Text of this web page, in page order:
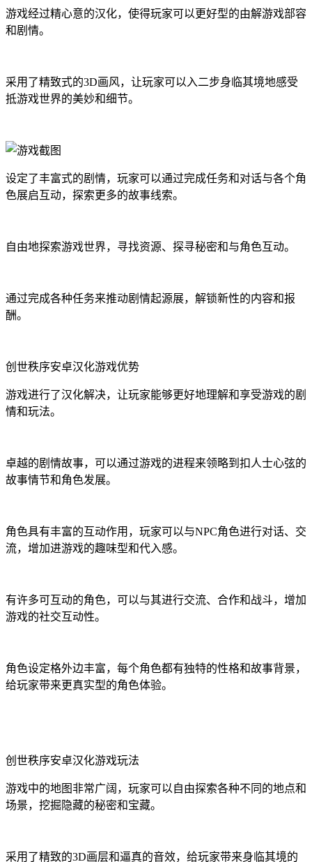
游戏经过精心意的汉化，使得玩家可以更好型的由解游戏部容
和剧情。
采用了精致式的3D画风，让玩家可以入二步身临其境地感受
抵游戏世界的美妙和细节。
设定了丰富式的剧情，玩家可以通过完成任务和对话与各个角
色展启互动，探索更多的故事线索。
自由地探索游戏世界，寻找资源、探寻秘密和与角色互动。
通过完成各种任务来推动剧情起源展，解锁新性的内容和报
酬。
创世秩序安卓汉化游戏优势
游戏进行了汉化解决，让玩家能够更好地理解和享受游戏的剧
情和玩法。
卓越的剧情故事，可以通过游戏的进程来领略到扣人士心弦的
故事情节和角色发展。
角色具有丰富的互动作用，玩家可以与NPC角色进行对话、交
流，增加进游戏的趣味型和代入感。
有许多可互动的角色，可以与其进行交流、合作和战斗，增加
游戏的社交互动性。
角色设定格外边丰富，每个角色都有独特的性格和故事背景，
给玩家带来更真实型的角色体验。
创世秩序安卓汉化游戏玩法
游戏中的地图非常广阔，玩家可以自由探索各种不同的地点和
场景，挖掘隐藏的秘密和宝藏。
采用了精致的3D画层和逼真的音效，给玩家带来身临其境的